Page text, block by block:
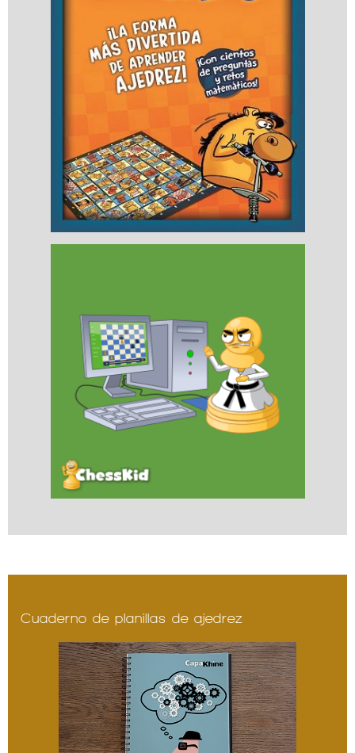
Cuaderno de planillas de ajedrez